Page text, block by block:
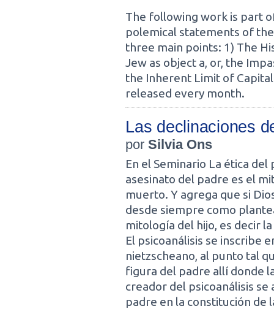
The following work is part
polemical statements of
three main points: 1) The
Jew as object a, or, the
the Inherent Limit of
released every month.
Las declinaciones
por Silvia Ons
En el Seminario La ética del
asesinato del padre es el
muerto. Y agrega que si
desde siempre como
mitología del hijo, es decir
El psicoanálisis se inscribe
nietzscheano, al punto tal
figura del padre allí donde
creador del psicoanálisis
padre en la constitución de